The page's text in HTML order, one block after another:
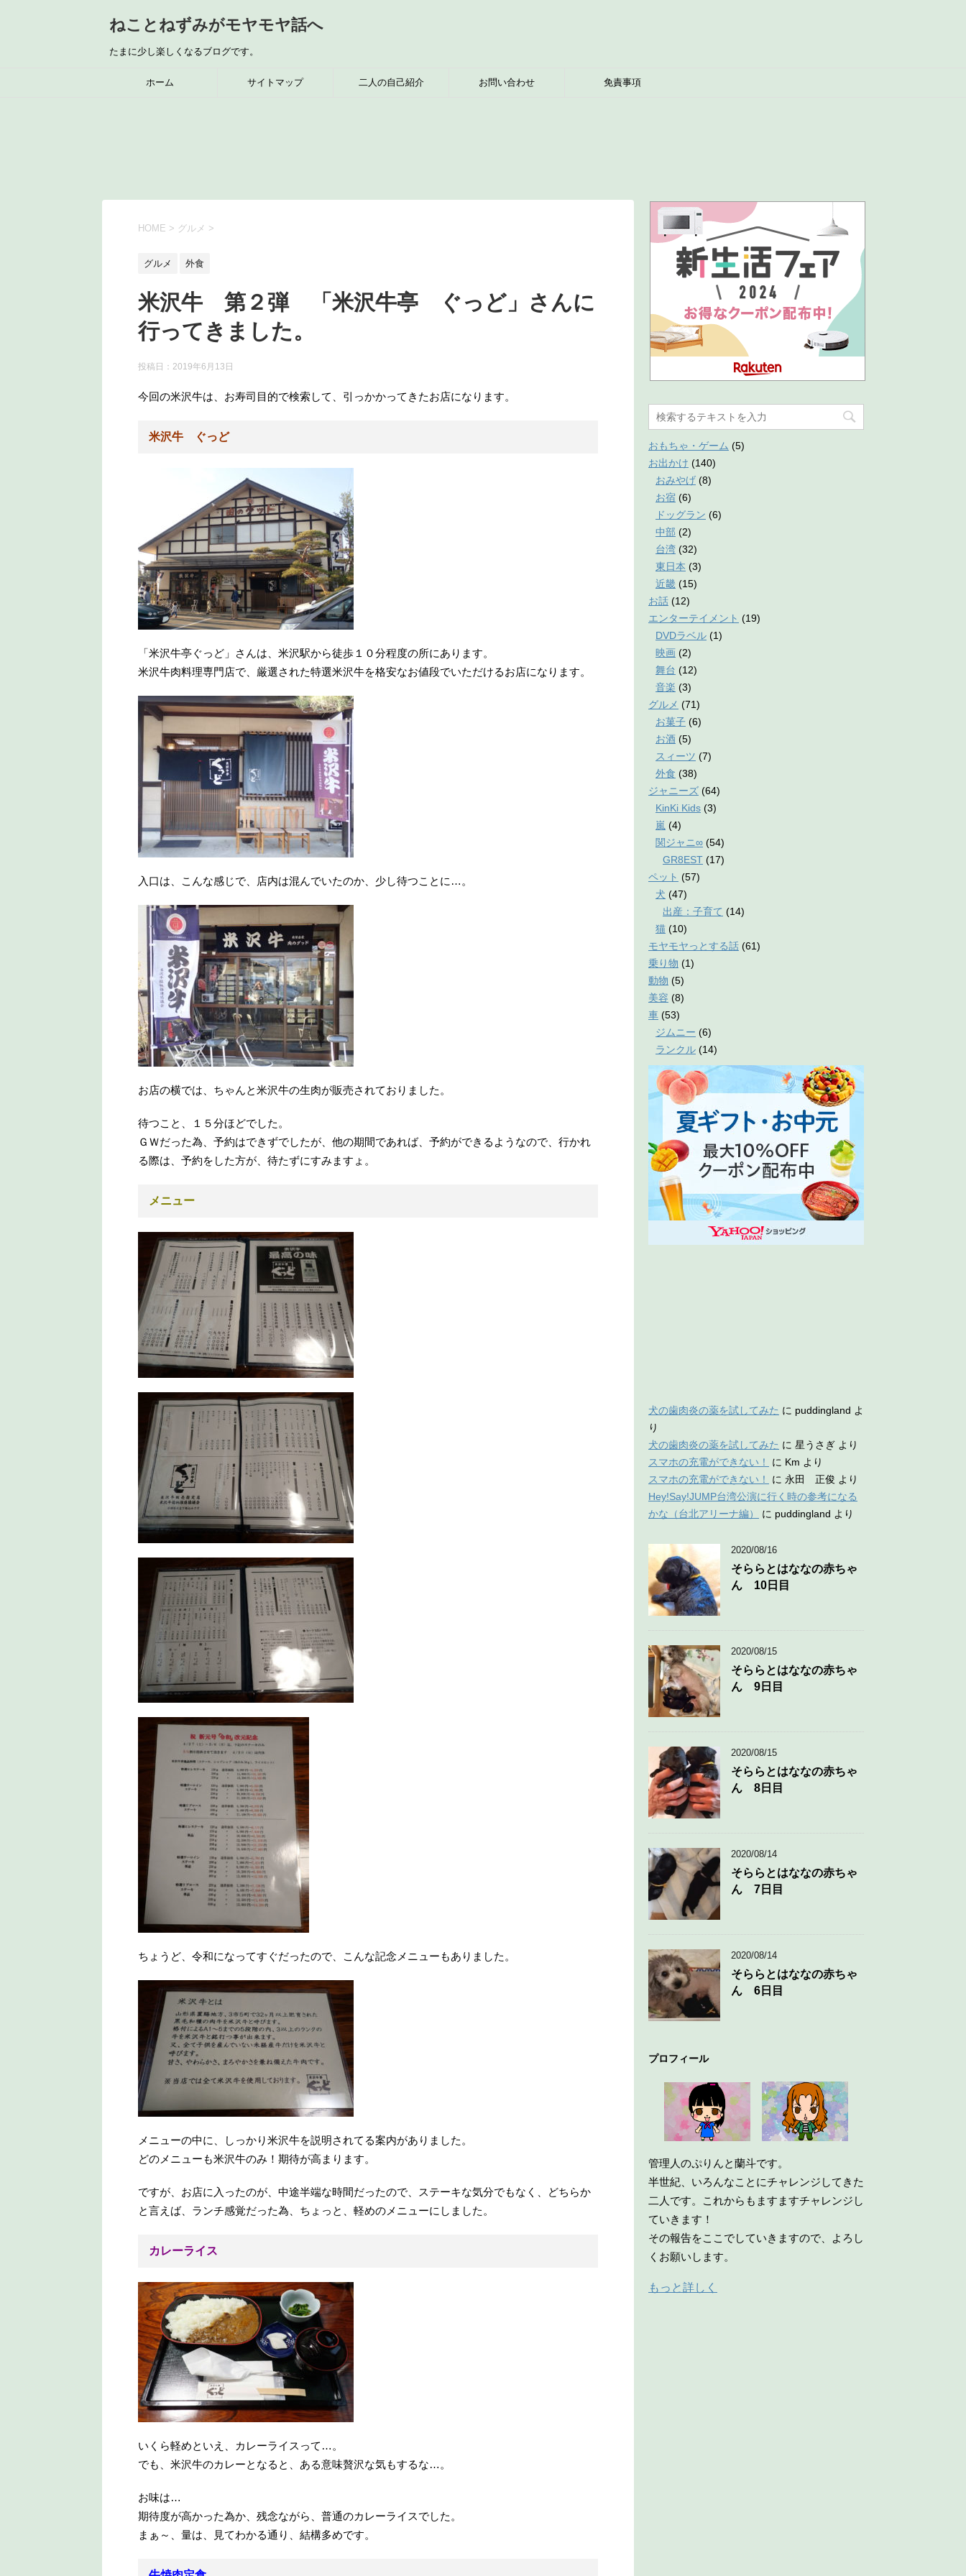
ねことねずみがモヤモヤ話へ
たまに少し楽しくなるブログです。
ホーム サイトマップ 二人の自己紹介 お問い合わせ 免責事項
HOME > グルメ >
グルメ 外食
米沢牛 第２弾 「米沢牛亭 ぐっど」さんに
行ってきました。
投稿日： 2019年6月13日
今回の米沢牛は、お寿司目的で検索して、引っかかってきたお店になります。
米沢牛 ぐっど
「米沢牛亭ぐっど」さんは、米沢駅から徒歩１０分程度の所にあります。
米沢牛肉料理専門店で、厳選された特選米沢牛を格安なお値段でいただけるお店になります。
入口は、こんな感じで、店内は混んでいたのか、少し待つことに…。
お店の横では、ちゃんと米沢牛の生肉が販売されておりました。
待つこと、１５分ほどでした。
ＧＷだった為、予約はできずでしたが、他の期間であれば、予約ができるようなので、行かれ
る際は、予約をした方が、待たずにすみますょ。
メニュー
ちょうど、令和になってすぐだったので、こんな記念メニューもありました。
メニューの中に、しっかり米沢牛を説明されてる案内がありました。
どのメニューも米沢牛のみ！期待が高まります。
ですが、お店に入ったのが、中途半端な時間だったので、ステーキな気分でもなく、どちらか
と言えば、ランチ感覚だった為、ちょっと、軽めのメニューにしました。
カレーライス
いくら軽めといえ、カレーライスって…。
でも、米沢牛のカレーとなると、ある意味贅沢な気もするな…。
お味は…
期待度が高かった為か、残念ながら、普通のカレーライスでした。
まぁ～、量は、見てわかる通り、結構多めです。
おもちゃ・ゲーム (5)
お出かけ (140)
おみやげ (8)
お宿 (6)
ドッグラン (6)
中部 (2)
台湾 (32)
東日本 (3)
近畿 (15)
お話 (12)
エンターテイメント (19)
DVDラベル (1)
映画 (2)
舞台 (12)
音楽 (3)
グルメ (71)
お菓子 (6)
お酒 (5)
スィーツ (7)
外食 (38)
ジャニーズ (64)
KinKi Kids (3)
嵐 (4)
関ジャニ∞ (54)
GR8EST (17)
ペット (57)
犬 (47)
出産：子育て (14)
猫 (10)
モヤモヤっとする話 (61)
乗り物 (1)
動物 (5)
美容 (8)
車 (53)
ジムニー (6)
ランクル (14)
犬の歯肉炎の薬を試してみた に puddingland よ
り
犬の歯肉炎の薬を試してみた に 星うさぎ より
スマホの充電ができない！
に Km より
スマホの充電ができない！
に 永田 正俊 より
Hey!Say!JUMP台湾公演に行く時の参考になる
かな（台北アリーナ編）
に puddingland より
2020/08/16
そららとはななの赤ちゃ
ん 10日目
2020/08/15
そららとはななの赤ちゃ
ん 9日目
2020/08/15
そららとはななの赤ちゃ
ん 8日目
2020/08/14
そららとはななの赤ちゃ
ん 7日目
2020/08/14
そららとはななの赤ちゃ
ん 6日目
プロフィール
管理人のぷりんと蘭斗です。
半世紀、いろんなことにチャレンジしてきた
二人です。これからもますますチャレンジし
ていきます！
その報告をここでしていきますので、よろし
くお願いします。
もっと詳しく